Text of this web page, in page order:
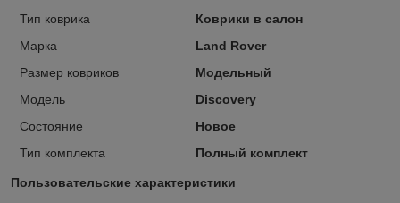
Тип коврика
Коврики в салон
Марка
Land Rover
Размер ковриков
Модельный
Модель
Discovery
Состояние
Новое
Тип комплекта
Полный комплект
Пользовательские характеристики